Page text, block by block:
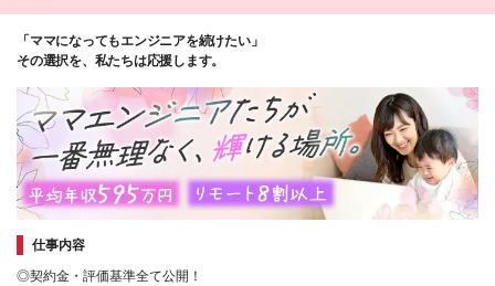
「ママになってもエンジニアを続けたい」
その選択を、私たちは応援します。
仕事内容
◎契約金・評価基準全て公開！